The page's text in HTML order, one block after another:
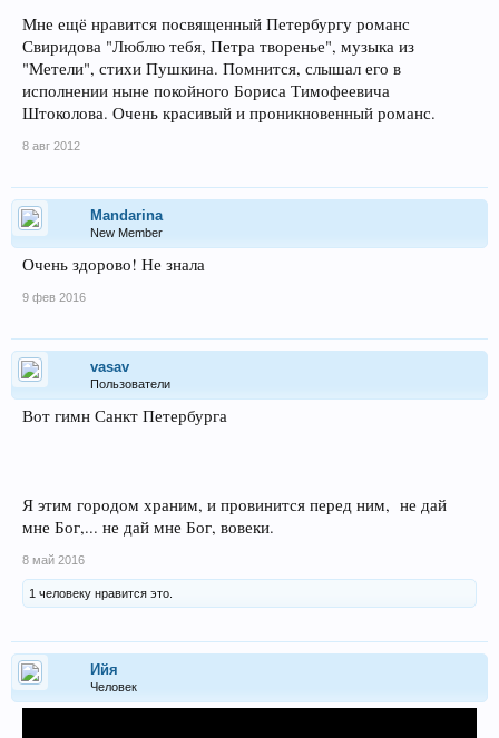
Мне ещё нравится посвященный Петербургу романс
Свиридова "Люблю тебя, Петра творенье", музыка из
"Метели", стихи Пушкина. Помнится, слышал его в
исполнении ныне покойного Бориса Тимофеевича
Штоколова. Очень красивый и проникновенный романс.
8 авг 2012
Mandarina
New Member
Очень здорово! Не знала
9 фев 2016
vasav
Пользователи
Вот гимн Санкт Петербурга
Я этим городом храним, и провинится перед ним, не дай
мне Бог,... не дай мне Бог, вовеки.
8 май 2016
1 человеку нравится это.
Ийя
Человек